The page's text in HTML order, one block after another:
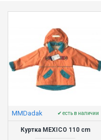
MMDadak ✔ есть в наличии
Куртка MEXICO 110 cm